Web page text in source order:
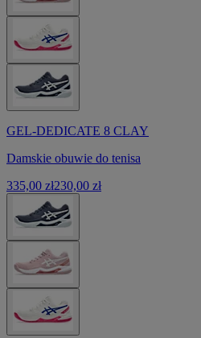
GEL-DEDICATE 8 CLAY
Damskie obuwie do tenisa
335,00 zł230,00 zł